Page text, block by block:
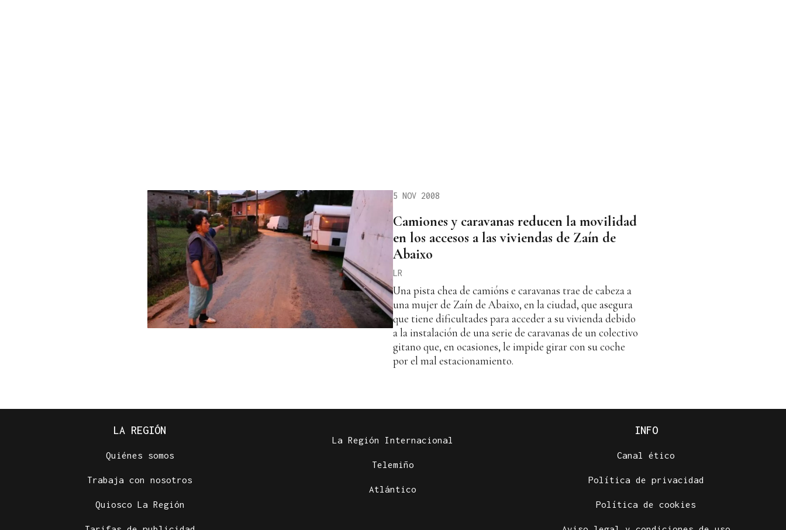
5 NOV 2008
Camiones y caravanas reducen la movilidad
en los accesos a las viviendas de Zaín de
Abaixo
LR
Una pista chea de camións e caravanas trae de cabeza a
una mujer de Zaín de Abaixo, en la ciudad, que asegura
que tiene dificultades para acceder a su vivienda debido
a la instalación de una serie de caravanas de un colectivo
gitano que, en ocasiones, le impide girar con su coche
por el mal estacionamiento.
LA REGIÓN
Quiénes somos
Trabaja con nosotros
Quiosco La Región
La Región Internacional
Telemiño
Atlántico
INFO
Canal ético
Política de privacidad
Política de cookies